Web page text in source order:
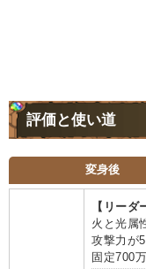
評価と使い道
変身後
【リーダ
火と光属
攻撃力が
固定700